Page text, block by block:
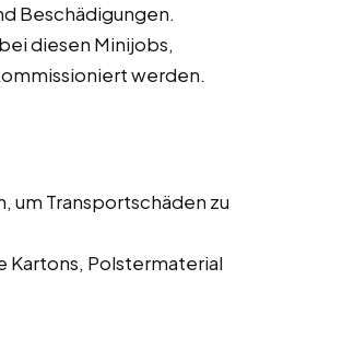
Beschädigungen.
diesen Minijobs,
werden.
um Transportschäden zu
Kartons, Polstermaterial